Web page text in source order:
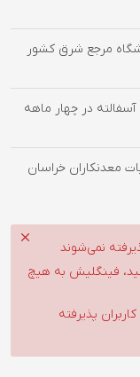
مرجع شرق کشور
راه آسفالته در چهار ماهه
معدنکاران خراسان
نمی‌شوند
فینگلیش به هیچ
پذیرفته